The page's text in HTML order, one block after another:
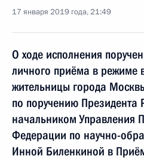
17 января 2019 года, 21:49
О ходе исполнения
личного приёма в режиме
жительницы города
по поручению Президента
начальником Управления
Федерации по научно-
Инной Биленкиной в